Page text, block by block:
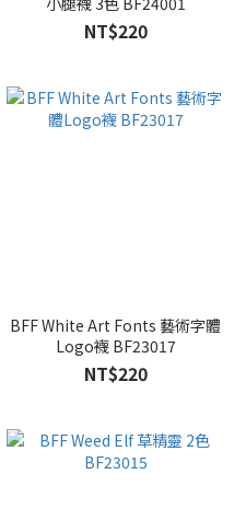
NT$220
BFF White Art Fonts 藝術字體
Logo襪 BF23017
NT$220